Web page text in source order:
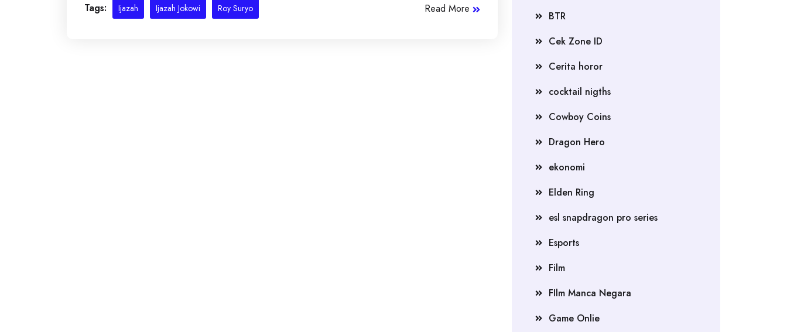
Tags: Ijazah Ijazah Jokowi Roy Suryo Read More
BTR
Cek Zone ID
Cerita horor
cocktail nigths
Cowboy Coins
Dragon Hero
ekonomi
Elden Ring
esl snapdragon pro series
Esports
Film
FIlm Manca Negara
Game Onlie